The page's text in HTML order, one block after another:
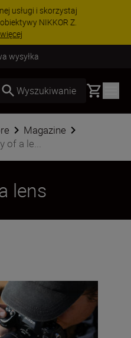
| Oszczędź 15% na
i skompletuj swój
KUP TERAZ
4 dni roboczych
Wyszukiwanie Basket
Magazine
of a le...
lens
200mm f/2.8 VR S II